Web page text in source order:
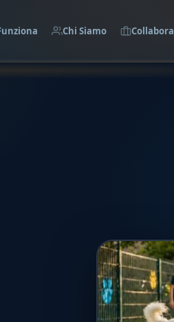
Chi Siamo Collabora